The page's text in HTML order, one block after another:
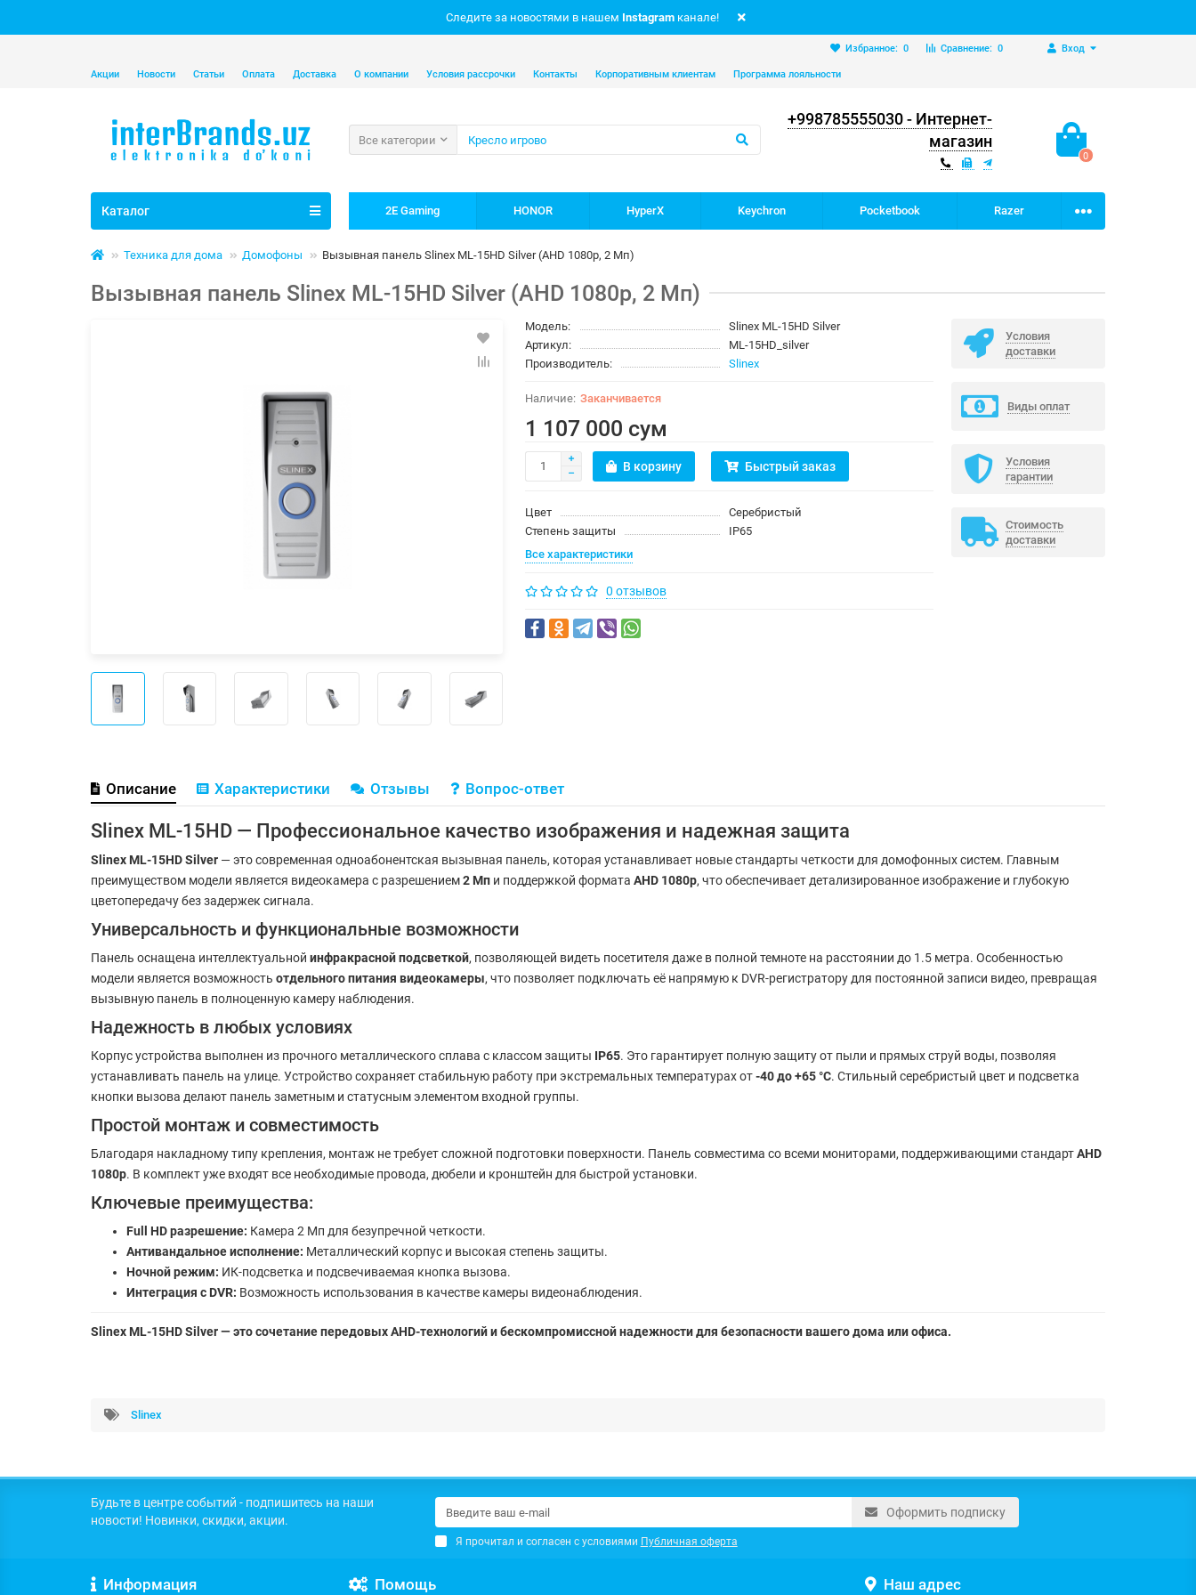
Следите за новостями в нашем Instagram канале!
Вход
Сравнение: 0
Избранное: 0
Акции Новости Статьи Оплата Доставка О компании Условия рассрочки Контакты Корпоративным клиентам Программа лояльности
+998785555030 - Интернет-
магазин
0
Все категории
Каталог 2E Gaming HONOR HyperX Keychron Pocketbook Razer
Техника для дома Домофоны Вызывная панель Slinex ML-15HD Silver (AHD 1080p, 2 Мп)
Вызывная панель Slinex ML-15HD Silver (AHD 1080p, 2 Мп)
Модель:
Slinex ML-15HD Silver
Артикул:
ML-15HD_silver
Производитель:
Slinex
Заканчивается
1 107 000 сум
В корзину Быстрый заказ
Цвет
Серебристый
Степень защиты
IP65
Все характеристики
0 отзывов
Условия
доставки
Виды оплат
Условия
гарантии
Стоимость
доставки
Описание Характеристики Отзывы Вопрос-ответ
Slinex ML-15HD — Профессиональное качество изображения и надежная защита
Slinex ML-15HD Silver — это современная одноабонентская вызывная панель, которая устанавливает новые стандарты четкости для домофонных систем. Главным
преимуществом модели является видеокамера с разрешением2 Мп и поддержкой формата AHD 1080p, что обеспечивает детализированное изображение и глубокую
цветопередачу без задержек сигнала.
Универсальность и функциональные возможности
Панель оснащена интеллектуальной инфракрасной подсветкой, позволяющей видеть посетителя даже в полной темноте на расстоянии до 1.5 метра. Особенностью
модели является возможность отдельного питания видеокамеры, что позволяет подключать её напрямую к DVR-регистратору для постоянной записи видео, превращая
вызывную панель в полноценную камеру наблюдения.
Надежность в любых условиях
Корпус устройства выполнен из прочного металлического сплава с классом защиты IP65. Это гарантирует полную защиту от пыли и прямых струй воды, позволяя
устанавливать панель на улице. Устройство сохраняет стабильную работу при экстремальных температурах от-40 до +65 °С. Стильный серебристый цвет и подсветка
кнопки вызова делают панель заметным и статусным элементом входной группы.
Простой монтаж и совместимость
Благодаря накладному типу крепления, монтаж не требует сложной подготовки поверхности. Панель совместима со всеми мониторами, поддерживающими стандартAHD
1080p. В комплект уже входят все необходимые провода, дюбели и кронштейн для быстрой установки.
Ключевые преимущества:
Full HD разрешение: Камера 2 Мп для безупречной четкости.
Антивандальное исполнение: Металлический корпус и высокая степень защиты.
Ночной режим: ИК-подсветка и подсвечиваемая кнопка вызова.
Интеграция с DVR: Возможность использования в качестве камеры видеонаблюдения.
Slinex ML-15HD Silver — это сочетание передовых AHD-технологий и бескомпромиссной надежности для безопасности вашего дома или офиса.
Slinex
Будьте в центре событий - подпишитесь на наши
новости! Новинки, скидки, акции.
Оформить подписку
Я прочитал и согласен с условиями Публичная оферта
Информация Помощь Наш адрес